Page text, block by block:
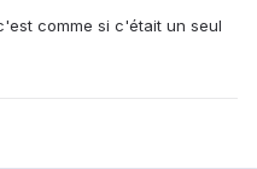
comme si c'était un seul